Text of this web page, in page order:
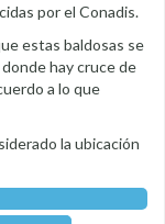
por el Conadis.
estas baldosas se
hay cruce de
a lo que
la ubicación